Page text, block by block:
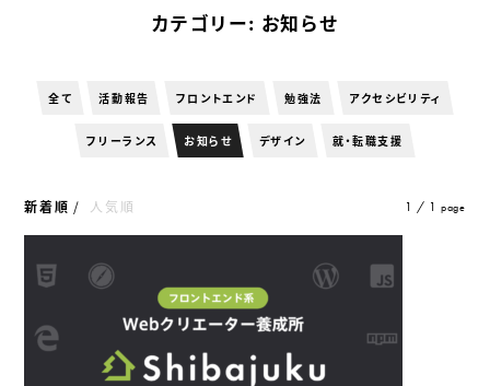
カテゴリー: お知らせ
全て 活動報告 フロントエンド 勉強法 アクセシビリティ
フリーランス お知らせ デザイン 就・転職支援
新着順 人気順 1 / 1page